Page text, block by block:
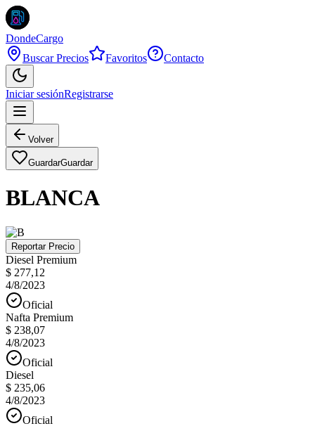
DondeCargo
Buscar Precios
Favoritos Contacto
Iniciar sesiónRegistrarse
Volver
GuardarGuardar
BLANCA
Reportar Precio
Diesel Premium
$ 277,12
4/8/2023
Oficial
Nafta Premium
$ 238,07
4/8/2023
Oficial
Diesel
$ 235,06
4/8/2023
Oficial